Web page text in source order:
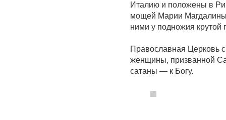
Италию и положены в
мощей Марии Магдалины
ними у подножия крутой
Православная Церковь
женщины, призванной
сатаны — к Богу.